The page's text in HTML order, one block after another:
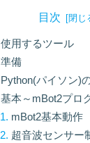
目次
使用するツール
準備
Python(パイソン)
基本～mBot2プロ
mBot2基本動作
超音波センサー